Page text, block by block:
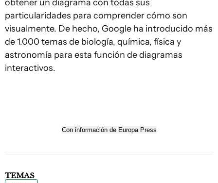
obtener un diagrama con todas sus
particularidades para comprender cómo son
visualmente. De hecho, Google ha introducido más
de 1.000 temas de biología, química, física y
astronomía para esta función de diagramas
interactivos.
Con información de Europa Press
TEMAS